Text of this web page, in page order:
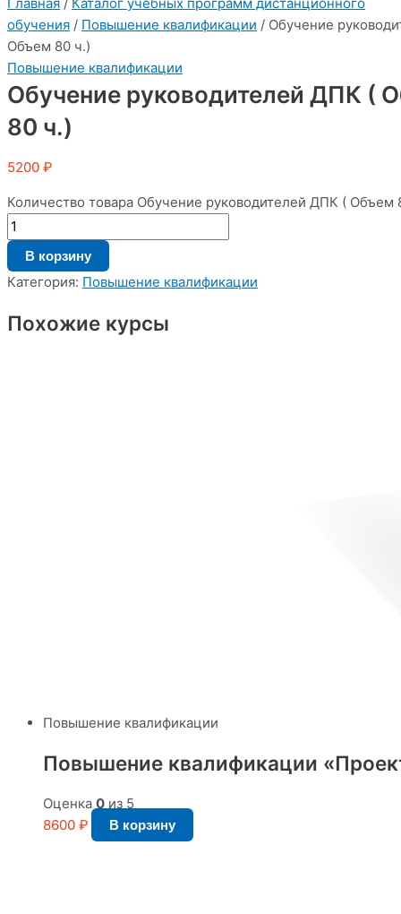
обучения / Повышение квалификации / Обучение
Объем 80 ч.)
Повышение квалификации
Обучение руководителей ДПК (
80 ч.)
5200 ₽
Количество товара Обучение руководителей ДПК ( Объем
В корзину
Категория: Повышение квалификации
Похожие курсы
Повышение квалификации
Повышение квалификации
Оценка 0 из 5
8600 ₽ В корзину